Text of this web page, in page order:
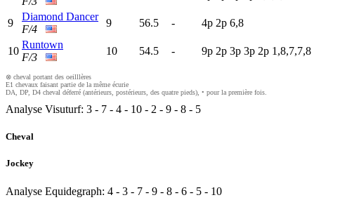
9
Diamond Dancer
F/4
9 56.5 - 4p 2p 6,8
10
Runtown
F/3
10 54.5 - 9p 2p 3p 3p 2p 1,8,7,7,8
⊗ cheval portant des oeilllères
E1 chevaux faisant partie de la même écurie
DA, DP, D4 cheval déferré (antérieurs, postérieurs, des quatre pieds), • pour la première fois.
Analyse Visuturf: 3 - 7 - 4 - 10 - 2 - 9 - 8 - 5
Cheval
Jockey
Analyse Equidegraph: 4 - 3 - 7 - 9 - 8 - 6 - 5 - 10